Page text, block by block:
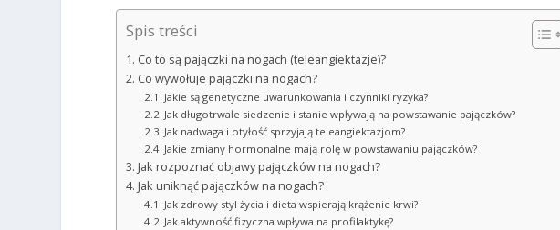
Spis treści
Co to są pajączki na nogach (teleangiektazje)?
Co wywołuje pajączki na nogach?
Jakie są genetyczne uwarunkowania i czynniki ryzyka?
Jak długotrwałe siedzenie i stanie wpływają na powstawanie pajączków?
Jak nadwaga i otyłość sprzyjają teleangiektazjom?
Jakie zmiany hormonalne mają rolę w powstawaniu pajączków?
Jak rozpoznać objawy pajączków na nogach?
Jak uniknąć pajączków na nogach?
Jak zdrowy styl życia i dieta wspierają krążenie krwi?
Jak aktywność fizyczna wpływa na profilaktykę?